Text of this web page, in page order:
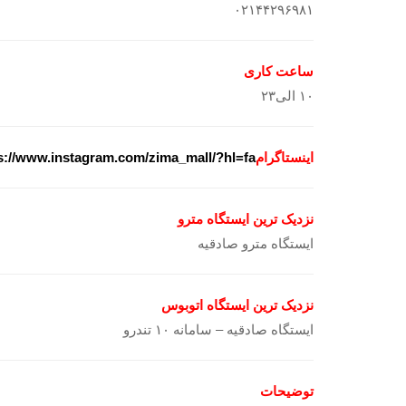
۰۲۱۴۴۲۹۶۹۸۱
ساعت کاری
۱۰ الی۲۳
اینستاگرا مwww.instagram.com/zima_mall/?hl=fa
نزدیک ترین ایستگاه مترو
ایستگاه مترو صادقیه
نزدیک ترین ایستگاه اتوبوس
ایستگاه صادقیه – سامانه ۱۰ تندرو
توضیحات